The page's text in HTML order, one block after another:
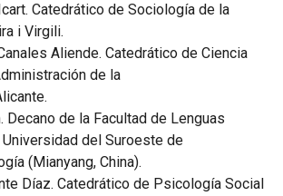
Catedrático de Sociología de la
i Virgili.
Aliende. Catedrático de Ciencia
de la
Decano de la Facultad de Lenguas
Universidad del Suroeste de
(Mianyang, China).
Díaz. Catedrático de Psicología Social